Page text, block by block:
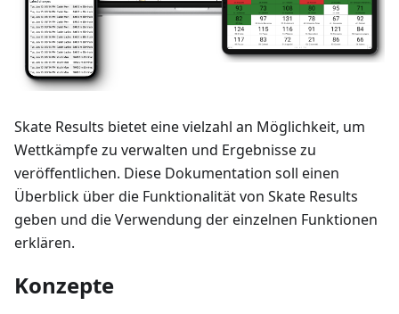
Skate Results bietet eine vielzahl an Möglichkeit, um
Wettkämpfe zu verwalten und Ergebnisse zu
veröffentlichen. Diese Dokumentation soll einen
Überblick über die Funktionalität von Skate Results
geben und die Verwendung der einzelnen Funktionen
erklären.
Konzepte